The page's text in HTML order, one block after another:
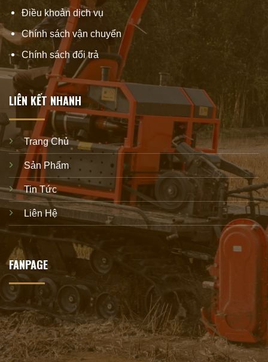
Điều khoản dịch vụ
Chính sách vận chuyển
Chính sách đổi trả
LIÊN KẾT NHANH
Trang Chủ
Sản Phẩm
Tin Tức
Liên Hệ
FANPAGE